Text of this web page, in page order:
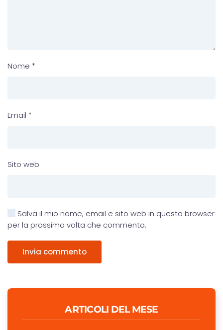
Nome *
Email *
Sito web
Salva il mio nome, email e sito web in questo browser
per la prossima volta che commento.
Invia commento
ARTICOLI DEL MESE